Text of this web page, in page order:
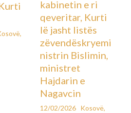
,
kabinetin e ri
qeveritar, Kurti
lë jasht listës
zëvendëskryemi
nistrin Bislimin,
ministret
Hajdarin e
Nagavcin
12/02/2026 Kosovë,